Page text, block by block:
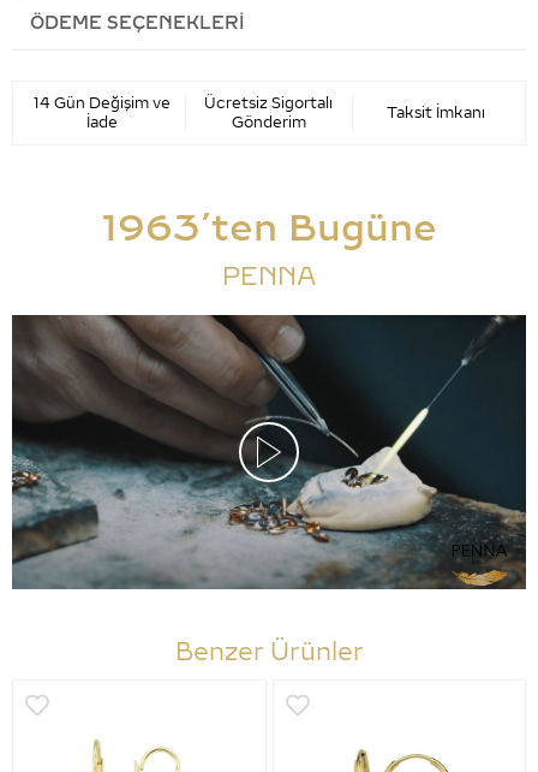
ÖDEME SEÇENEKLERI
14 Gün Değişim ve
İade
Ücretsiz Sigortalı
Gönderim
Taksit İmkanı
1963’ten Bugüne
PENNA
Benzer Ürünler